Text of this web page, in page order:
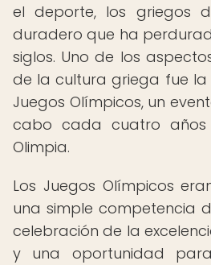
el deporte, los griegos
duradero que ha
siglos. Uno de los
de la cultura griega fue la
Juegos Olímpicos, un
cabo cada cuatro
Olimpia.
Los Juegos Olímpicos
una simple competencia
celebración de la
y una oportunidad